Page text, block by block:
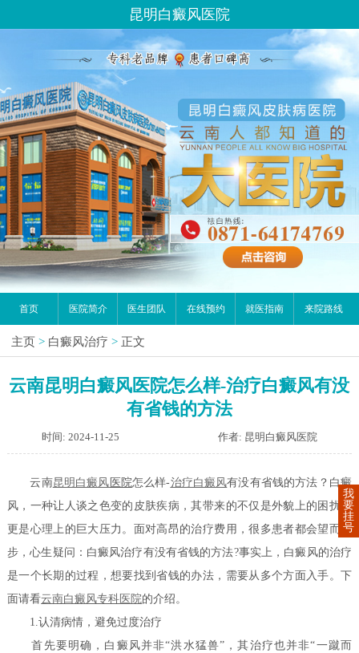
昆明白癜风医院
首页 医院简介 医生团队 在线预约 就医指南 来院路线
主页 > 白癜风治疗 > 正文
云南昆明白癜风医院怎么样-治疗白癜风有没
有省钱的方法
时间: 2024-11-25 作者: 昆明白癜风医院
云南昆明 白癜风 医院怎么样-治疗白癜风有没有省钱的方法？白癜
风，一种让人谈之色变的皮肤疾病，其带来的不仅是外貌上的困扰，
更是心理上的巨大压力。面对高昂的治疗费用，很多患者都会望而却
步，心生疑问：白癜风治疗有没有省钱的方法?事实上，白癜风的治疗
是一个长期的过程，想要找到省钱的办法，需要从多个方面入手。下
面请看云南白癜风专科医院的介绍。
1.认清病情，避免过度治疗
首先要明确，白癜风并非“洪水猛兽”，其治疗也并非“一蹴而
我
要
挂
号